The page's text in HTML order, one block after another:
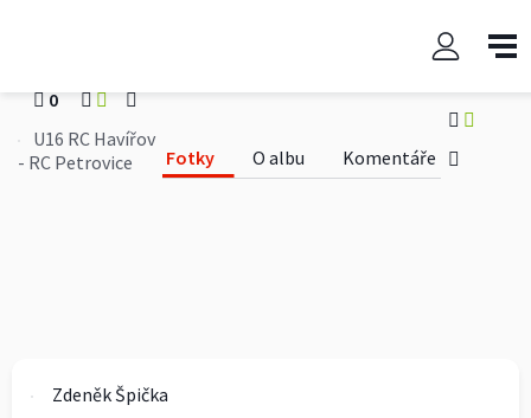
U16 RC Havířov - RC Petrovice
0
U16 RC Havířov
- RC Petrovice
Fotky O albu Komentáře
Zdeněk Špička